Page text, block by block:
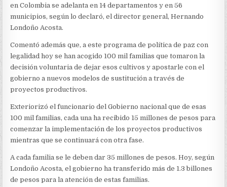
en Colombia se adelanta en 14 departamentos y en 56
municipios, según lo declaró, el director general, Hernando
Londoño Acosta.
Comentó además que, a este programa de política de paz con
legalidad hoy se han acogido 100 mil familias que tomaron la
decisión voluntaria de dejar esos cultivos y apostarle con el
gobierno a nuevos modelos de sustitución a través de
proyectos productivos.
Exteriorizó el funcionario del Gobierno nacional que de esas
100 mil familias, cada una ha recibido 15 millones de pesos para
comenzar la implementación de los proyectos productivos
mientras que se continuará con otra fase.
A cada familia se le deben dar 35 millones de pesos. Hoy, según
Londoño Acosta, el gobierno ha transferido más de 1.3 billones
de pesos para la atención de estas familias.